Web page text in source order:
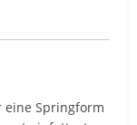
eine Springform